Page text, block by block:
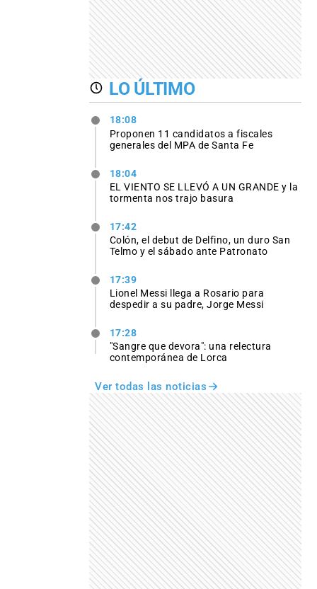
LO ÚLTIMO
18:08
Proponen 11 candidatos a fiscales
generales del MPA de Santa Fe
18:04
EL VIENTO SE LLEVÓ A UN GRANDE y la
tormenta nos trajo basura
17:42
Colón, el debut de Delfino, un duro San
Telmo y el sábado ante Patronato
17:39
Lionel Messi llega a Rosario para
despedir a su padre, Jorge Messi
17:28
"Sangre que devora": una relectura
contemporánea de Lorca
Ver todas las noticias